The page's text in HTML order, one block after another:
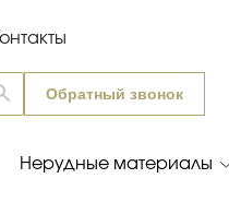
Обратный звонок
Нерудные материалы